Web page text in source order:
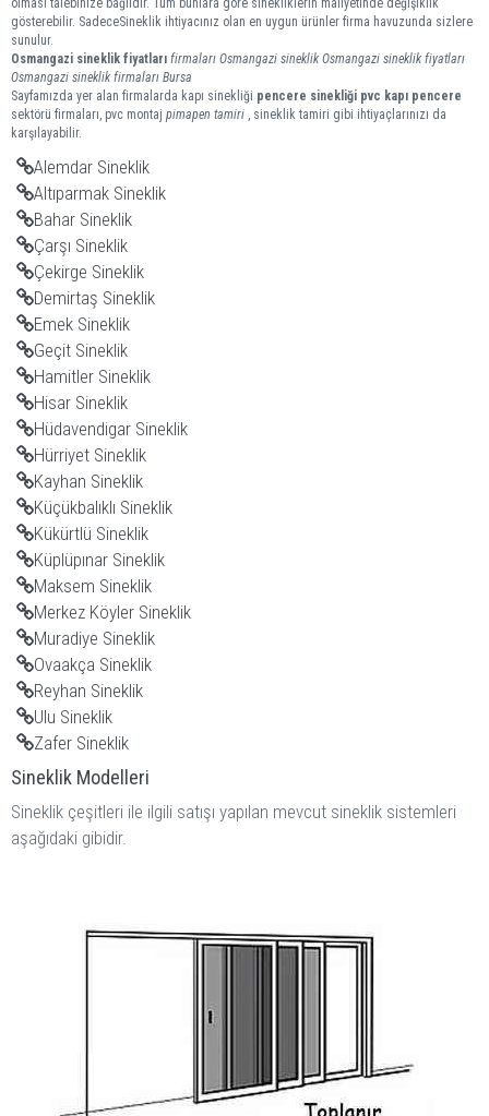
olması talebinize bağlıdır. Tüm bunlara göre sinekliklerin maliyetinde değişiklik
gösterebilir. SadeceSineklik ihtiyacınız olan en uygun ürünler firma havuzunda sizlere
sunulur.
Osmangazi sineklik fiyatları firmaları Osmangazi sineklik Osmangazi sineklik fiyatları
Osmangazi sineklik firmaları Bursa
Sayfamızda yer alan firmalarda kapı sinekliği pencere sinekliği pvc kapı pencere
sektörü firmaları, pvc montaj pimapen tamiri , sineklik tamiri gibi ihtiyaçlarınızı da
karşılayabilir.
Alemdar Sineklik
Altıparmak Sineklik
Bahar Sineklik
Çarşı Sineklik
Çekirge Sineklik
Demirtaş Sineklik
Emek Sineklik
Geçit Sineklik
Hamitler Sineklik
Hisar Sineklik
Hüdavendigar Sineklik
Hürriyet Sineklik
Kayhan Sineklik
Küçükbalıklı Sineklik
Kükürtlü Sineklik
Küplüpınar Sineklik
Maksem Sineklik
Merkez Köyler Sineklik
Muradiye Sineklik
Ovaakça Sineklik
Reyhan Sineklik
Ulu Sineklik
Zafer Sineklik
Sineklik Modelleri
Sineklik çeşitleri ile ilgili satışı yapılan mevcut sineklik sistemleri
aşağıdaki gibidir.